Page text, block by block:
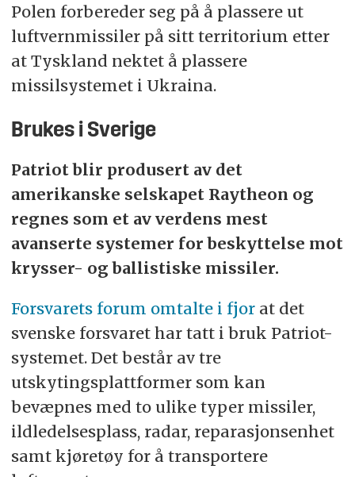
Polen forbereder seg på å plassere ut
luftvernmissiler på sitt territorium etter
at Tyskland nektet å plassere
missilsystemet i Ukraina.
Brukes i Sverige
Patriot blir produsert av det
amerikanske selskapet Raytheon og
regnes som et av verdens mest
avanserte systemer for beskyttelse mot
krysser- og ballistiske missiler.
Forsvarets forum omtalte i fjorat det
svenske forsvaret har tatt i bruk Patriot-
systemet. Det består av tre
utskytingsplattformer som kan
bevæpnes med to ulike typer missiler,
ildledelsesplass, radar, reparasjonsenhet
samt kjøretøy for å transportere